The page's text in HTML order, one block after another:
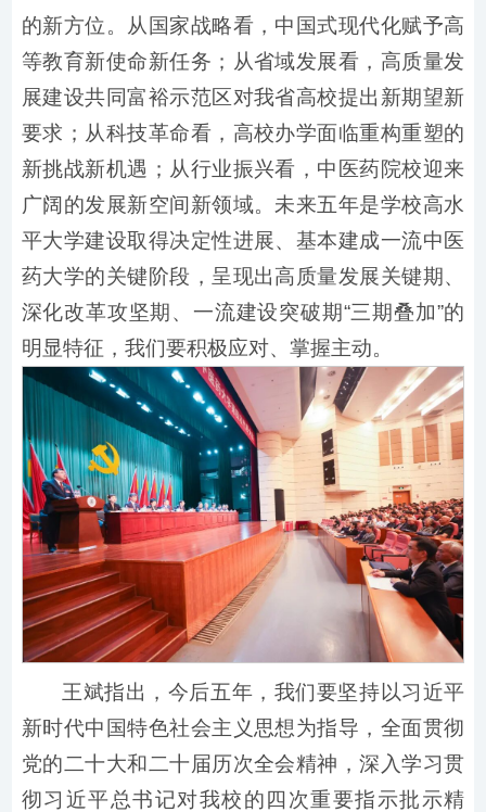
的新方位。从国家战略看，中国式现代化赋予高
等教育新使命新任务；从省域发展看，高质量发
展建设共同富裕示范区对我省高校提出新期望新
要求；从科技革命看，高校办学面临重构重塑的
新挑战新机遇；从行业振兴看，中医药院校迎来
广阔的发展新空间新领域。未来五年是学校高水
平大学建设取得决定性进展、基本建成一流中医
药大学的关键阶段，呈现出高质量发展关键期、
深化改革攻坚期、一流建设突破期“三期叠加”的
明显特征，我们要积极应对、掌握主动。
王斌指出，今后五年，我们要坚持以习近平
新时代中国特色社会主义思想为指导，全面贯彻
党的二十大和二十届历次全会精神，深入学习贯
彻习近平总书记对我校的四次重要指示批示精